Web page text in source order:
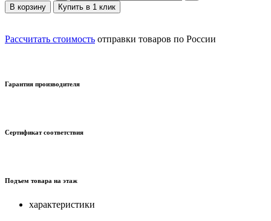
В корзину Купить в 1 клик
Рассчитать стоимость отправки товаров по России
Гарантия производителя
Сертификат соответствия
Подъем товара на этаж
характеристики